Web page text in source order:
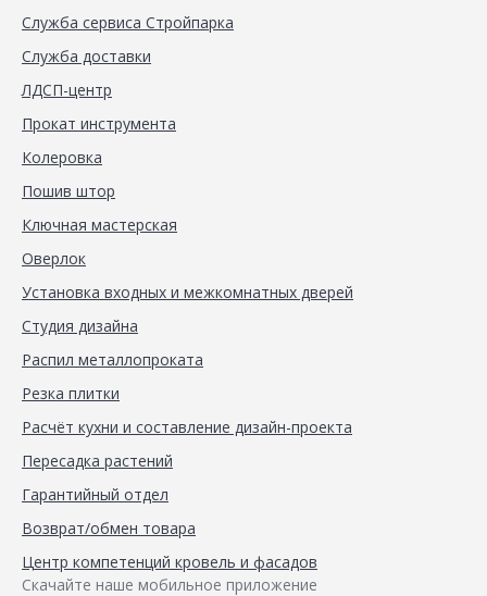
Служба сервиса Стройпарка
Служба доставки
ЛДСП-центр
Прокат инструмента
Колеровка
Пошив штор
Ключная мастерская
Оверлок
Установка входных и межкомнатных дверей
Студия дизайна
Распил металлопроката
Резка плитки
Расчёт кухни и составление дизайн-проекта
Пересадка растений
Гарантийный отдел
Возврат/обмен товара
Центр компетенций кровель и фасадов
Скачайте наше мобильное приложение